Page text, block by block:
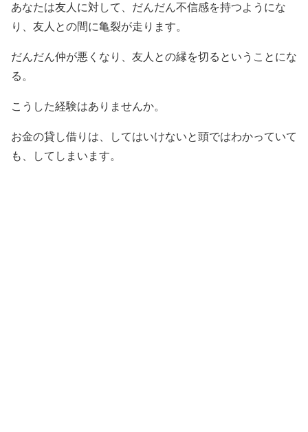
あなたは友人に対して、だんだん不信感を持つようにな
り、友人との間に亀裂が走ります。
だんだん仲が悪くなり、友人との縁を切るということにな
る。
こうした経験はありませんか。
お金の貸し借りは、してはいけないと頭ではわかっていて
も、してしまいます。